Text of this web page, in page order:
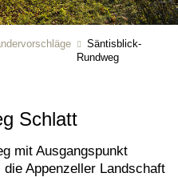
Säntisblick-
Rundweg
Schlatt
mit Ausgangspunkt
Appenzeller Landschaft